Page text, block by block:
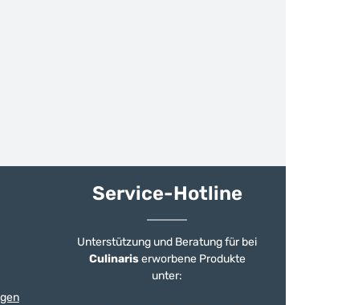
Service-Hotline
Unterstützung und Beratung für bei
Culinariserworbene Produkte
unter: